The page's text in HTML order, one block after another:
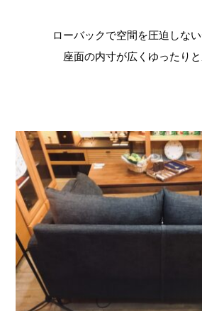
ローバックで空間を圧迫しない
座面の内寸が広くゆったりと